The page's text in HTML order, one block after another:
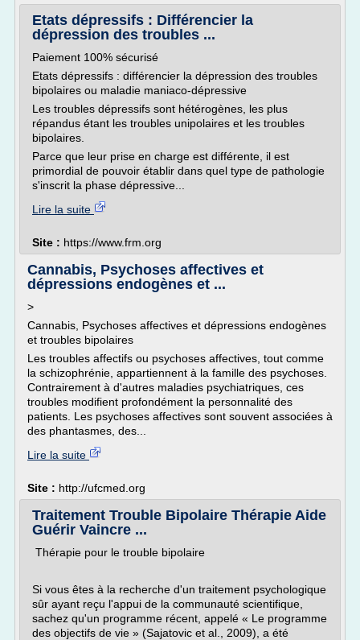
Etats dépressifs : Différencier la
dépression des troubles ...
Paiement 100% sécurisé
Etats dépressifs : différencier la dépression des troubles
bipolaires ou maladie maniaco-dépressive
Les troubles dépressifs sont hétérogènes, les plus
répandus étant les troubles unipolaires et les troubles
bipolaires.
Parce que leur prise en charge est différente, il est
primordial de pouvoir établir dans quel type de pathologie
s'inscrit la phase dépressive...
Lire la suite
Site : https://www.frm.org
Cannabis, Psychoses affectives et
dépressions endogènes et ...
>
Cannabis, Psychoses affectives et dépressions endogènes
et troubles bipolaires
Les troubles affectifs ou psychoses affectives, tout comme
la schizophrénie, appartiennent à la famille des psychoses.
Contrairement à d'autres maladies psychiatriques, ces
troubles modifient profondément la personnalité des
patients. Les psychoses affectives sont souvent associées à
des phantasmes, des...
Lire la suite
Site : http://ufcmed.org
Traitement Trouble Bipolaire Thérapie Aide
Guérir Vaincre ...
Thérapie pour le trouble bipolaire
Si vous êtes à la recherche d'un traitement psychologique
sûr ayant reçu l'appui de la communauté scientifique,
sachez qu'un programme récent, appelé « Le programme
des objectifs de vie » (Sajatovic et al., 2009), a été